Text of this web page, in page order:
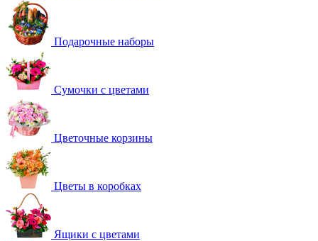
Подарочные наборы
Сумочки с цветами
Цветочные корзины
Цветы в коробках
Ящики с цветами